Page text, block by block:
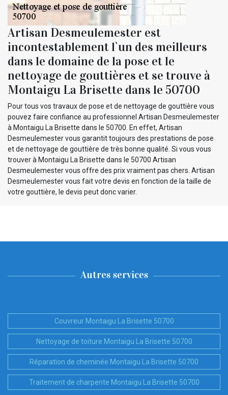
Artisan Desmeulemester est
incontestablement l`un des meilleurs
dans le domaine de la pose et le
nettoyage de gouttières et se trouve à
Montaigu La Brisette dans le 50700
Pour tous vos travaux de pose et de nettoyage de gouttière vous
pouvez faire confiance au professionnel Artisan Desmeulemester
à Montaigu La Brisette dans le 50700. En effet, Artisan
Desmeulemester vous garantit toujours des prestations de pose
et de nettoyage de gouttière de très bonne qualité. Si vous vous
trouver à Montaigu La Brisette dans le 50700 Artisan
Desmeulemester vous offre des prix vraiment pas chers. Artisan
Desmeulemester vous fait votre devis en fonction de la taille de
votre gouttière, le devis peut donc varier.
Autres services
Couvreur Montaigu La Brisette 50700
Nettoyage de toiture Montaigu La Brisette 50700
Réparation de cheminée Montaigu La Brisette 50700
Traitement de charpente Montaigu La Brisette 50700